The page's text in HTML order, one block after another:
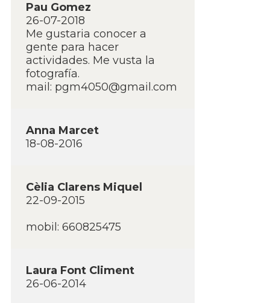
Pau Gomez
26-07-2018
Me gustaria conocer a
gente para hacer
actividades. Me vusta la
fotografí­a.
mail: pgm4050@gmail.com
Anna Marcet
18-08-2016
Cèlia Clarens Miquel
22-09-2015
mobil: 660825475
Laura Font Climent
26-06-2014